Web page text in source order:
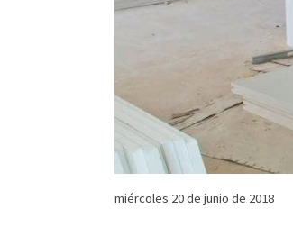
miércoles 20 de junio de 2018